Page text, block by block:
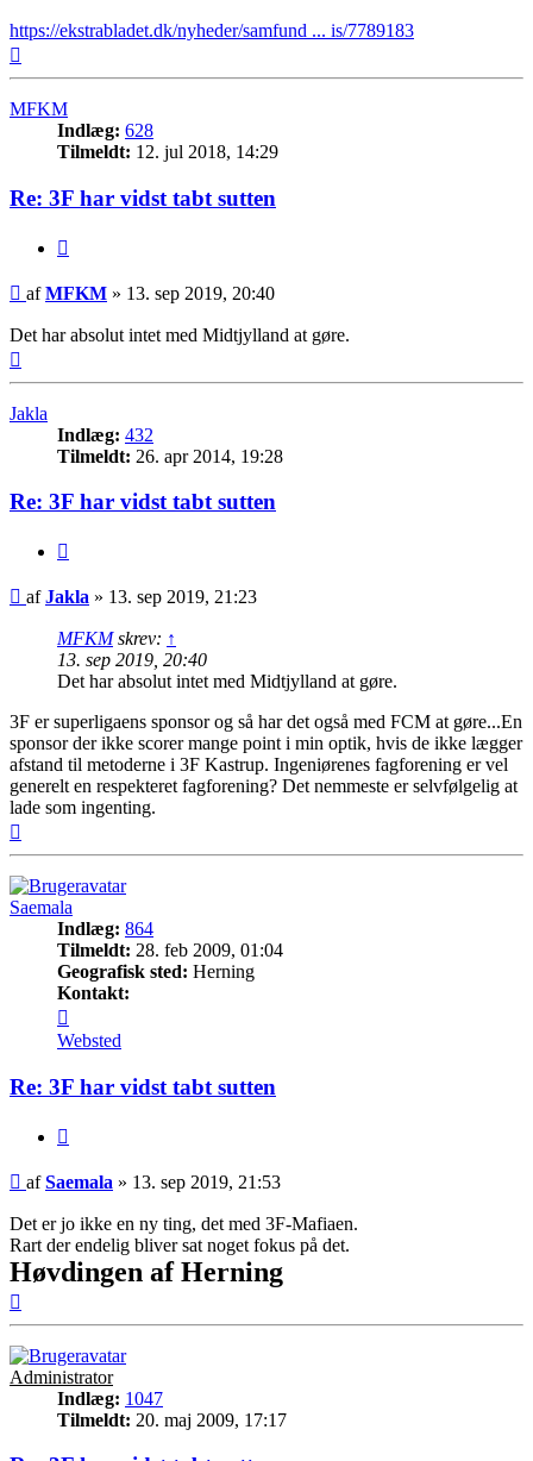
https://ekstrabladet.dk/nyheder/samfund ... is/7789183
MFKM
Indlæg: 628
Tilmeldt: 12. jul 2018, 14:29
Re: 3F har vidst tabt sutten
Indlæg
afMFKM » 13. sep 2019, 20:40
Det har absolut intet med Midtjylland at gøre.
Jakla
Indlæg: 432
Tilmeldt: 26. apr 2014, 19:28
Re: 3F har vidst tabt sutten
Indlæg
afJakla » 13. sep 2019, 21:23
MFKMskrev: ↑
13. sep 2019, 20:40
Det har absolut intet med Midtjylland at gøre.
3F er superligaens sponsor og så har det også med FCM at gøre...En
sponsor der ikke scorer mange point i min optik, hvis de ikke lægger
afstand til metoderne i 3F Kastrup. Ingeniørenes fagforening er vel
generelt en respekteret fagforening? Det nemmeste er selvfølgelig at
lade som ingenting.
Saemala
Indlæg: 864
Tilmeldt: 28. feb 2009, 01:04
Geografisk sted: Herning
Kontakt:
Saemala
Websted
Re: 3F har vidst tabt sutten
Indlæg
afSaemala » 13. sep 2019, 21:53
Det er jo ikke en ny ting, det med 3F-Mafiaen.
Rart der endelig bliver sat noget fokus på det.
Høvdingen af Herning
Administrator
Indlæg: 1047
Tilmeldt: 20. maj 2009, 17:17